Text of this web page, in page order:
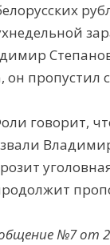
он пропустил
говорит,
№7 от 2